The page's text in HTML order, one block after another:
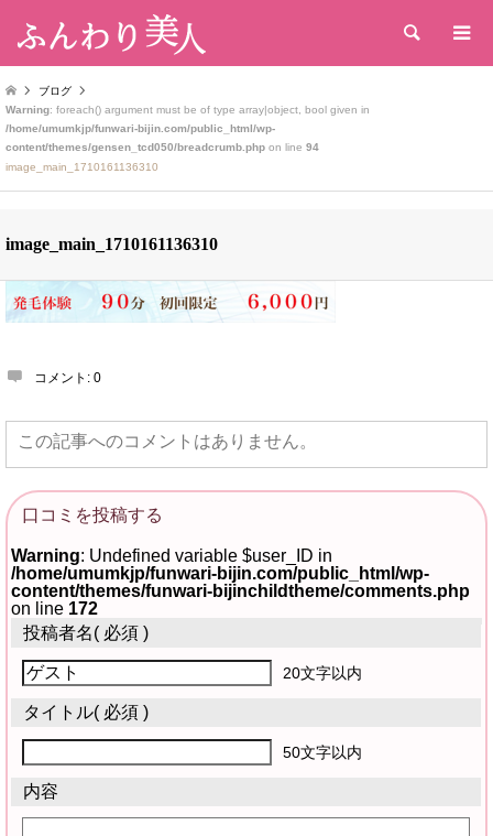
検索
ブログ
Warning: foreach() argument must be of type array|object, bool given in
/home/umumkjp/funwari-bijin.com/public_html/wp-
content/themes/gensen_tcd050/breadcrumb.php on line 94
image_main_1710161136310
image_main_1710161136310
コメント: 0
この記事へのコメントはありません。
口コミを投稿する
Warning : Undefined variable $user_ID in
/home/umumkjp/funwari-bijin.com/public_html/wp-
content/themes/funwari-bijinchildtheme/comments.php
on line 172
投稿者名( 必須 )
20文字以内
タイトル( 必須 )
50文字以内
内容